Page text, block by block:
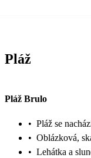
Pláž
Pláž Brulo
• Pláž se
• Oblázková,
• Lehátka a